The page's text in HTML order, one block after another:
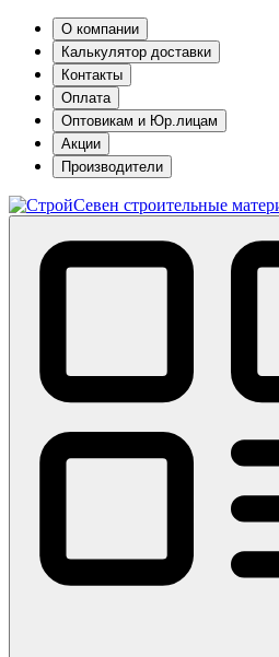
О компании
Калькулятор доставки
Контакты
Оплата
Оптовикам и Юр.лицам
Акции
Производители